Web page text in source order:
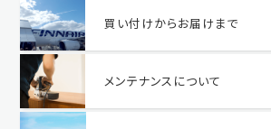
買い付けからお届けまで
メンテナンスについて